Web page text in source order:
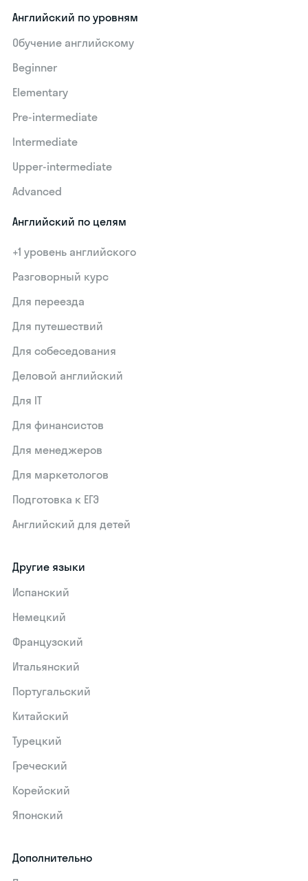
Английский по уровням
Обучение английскому
Beginner
Elementary
Pre-intermediate
Intermediate
Upper-intermediate
Advanced
Английский по целям
+1 уровень английского
Разговорный курс
Для переезда
Для путешествий
Для собеседования
Деловой английский
Для IT
Для финансистов
Для менеджеров
Для маркетологов
Подготовка к ЕГЭ
Английский для детей
Другие языки
Испанский
Немецкий
Французский
Итальянский
Португальский
Китайский
Турецкий
Греческий
Корейский
Японский
Дополнительно